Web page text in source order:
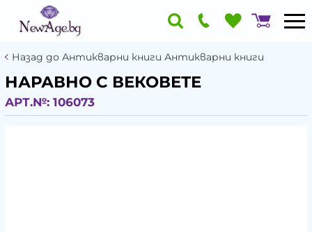
Назад до Антикварни книги Антикварни книги
НАРАВНО С ВЕКОВЕТЕ
АРТ.№: 106073